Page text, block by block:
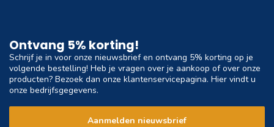
Ontvang 5% korting!
Schrijf je in voor onze nieuwsbrief en ontvang 5% korting op je
volgende bestelling! Heb je vragen over je aankoop of over onze
producten? Bezoek dan onze klantenservicepagina. Hier vindt u
onze bedrijfsgegevens.
Aanmelden nieuwsbrief